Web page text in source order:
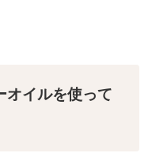
オイルを使って